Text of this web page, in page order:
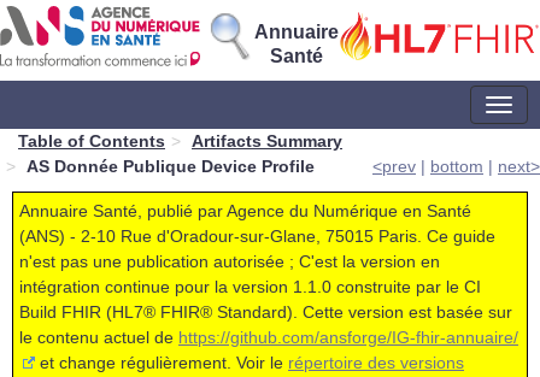
Annuaire
Santé
1.1.0 - ci-build France (la)
Table of Contents
Artifacts Summary
AS Donnée Publique Device Profile
<prev | bottom | next>
Annuaire Santé, publié par Agence du Numérique en Santé
(ANS) - 2-10 Rue d'Oradour-sur-Glane, 75015 Paris. Ce guide
n'est pas une publication autorisée ; C'est la version en
intégration continue pour la version 1.1.0 construite par le CI
Build FHIR (HL7® FHIR® Standard). Cette version est basée sur
le contenu actuel de https://github.com/ansforge/IG-fhir-annuaire/
et change régulièrement. Voir le répertoire des versions